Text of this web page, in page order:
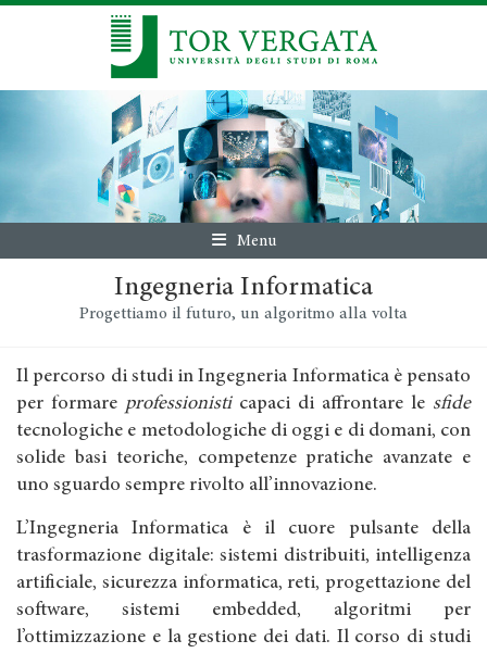
Menu
Ingegneria Informatica
Progettiamo il futuro, un algoritmo alla volta
Il percorso di studi in Ingegneria Informatica è pensato
per formare professionisticapaci di affrontare le sfide
tecnologiche e metodologiche di oggi e di domani, con
solide basi teoriche, competenze pratiche avanzate e
uno sguardo sempre rivolto all’innovazione.
L’Ingegneria Informatica è il cuore pulsante della
trasformazione digitale: sistemi distribuiti, intelligenza
artificiale, sicurezza informatica, reti, progettazione del
software, sistemi embedded, algoritmi per
l’ottimizzazione e la gestione dei dati. Il corso di studi